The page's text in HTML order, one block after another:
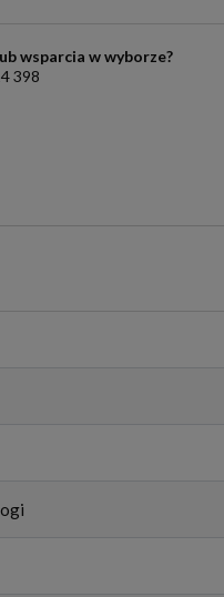
wsparcia w wyborze?
398